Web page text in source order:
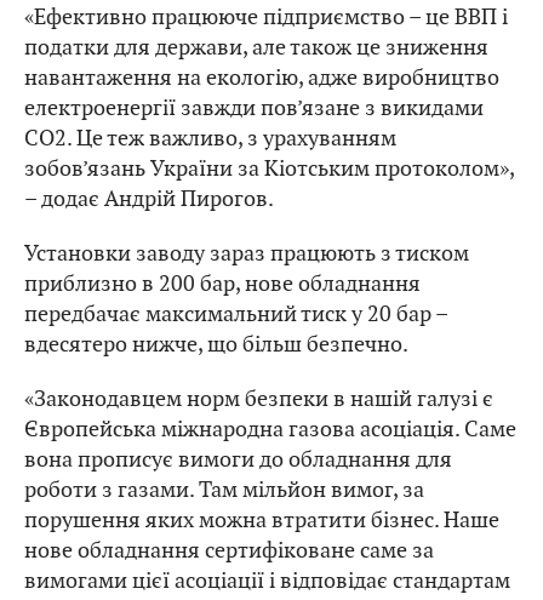
«Ефективно працююче підприємство – це ВВП і
податки для держави, але також це зниження
навантаження на екологію, адже виробництво
електроенергії завжди пов’язане з викидами
СО2. Це теж важливо, з урахуванням
зобов’язань України за Кіотським протоколом»,
– додає Андрій Пирогов.
Установки заводу зараз працюють з тиском
приблизно в 200 бар, нове обладнання
передбачає максимальний тиск у 20 бар –
вдесятеро нижче, що більш безпечно.
«Законодавцем норм безпеки в нашій галузі є
Європейська міжнародна газова асоціація. Саме
вона прописує вимоги до обладнання для
роботи з газами. Там мільйон вимог, за
порушення яких можна втратити бізнес. Наше
нове обладнання сертифіковане саме за
вимогами цієї асоціації і відповідає стандартам